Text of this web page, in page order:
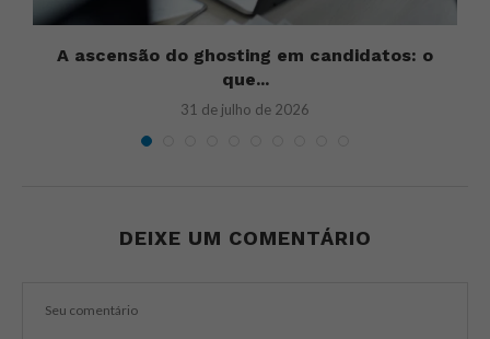
A ascensão do ghosting em candidatos: o
que...
31 de julho de 2026
DEIXE UM COMENTÁRIO